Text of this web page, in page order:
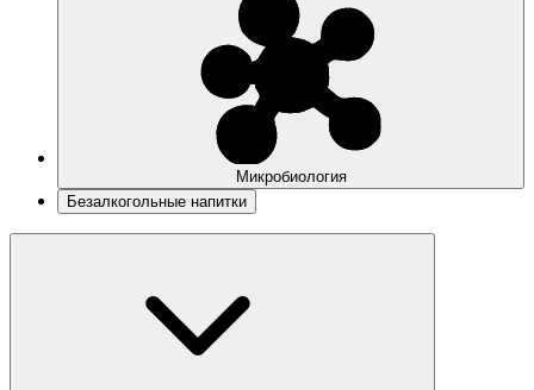
Микробиология
Безалкогольные напитки